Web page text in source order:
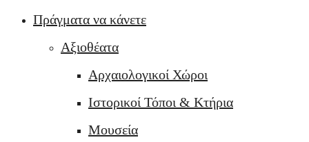
Πράγματα να κάνετε
Αξιοθέατα
Αρχαιολογικοί Χώροι
Ιστορικοί Τόποι & Κτήρια
Μουσεία